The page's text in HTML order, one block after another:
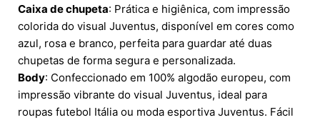
Caixa de chupeta: Prática e higiênica, com impressão
colorida do visual Juventus, disponível em cores como
azul, rosa e branco, perfeita para guardar até duas
chupetas de forma segura e personalizada.
Body: Confeccionado em 100% algodão europeu, com
impressão vibrante do visual Juventus, ideal para
roupas futebol Itália ou moda esportiva Juventus. Fácil